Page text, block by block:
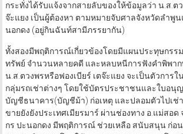
กระทั่งได้รับแจ้งจากสายลับของให้ข้อมูลว่า น.ส.ตว
จ๊ะแยง เป็นผู้ต้องหา ตามหมายจับศาลจังหวัดลำพู
นอกดง (อยู่กินฉันท์สามีภรรยากัน)
ทั้งสองมีพฤติการณ์เกี่ยวข้องโดยมีแผนประทุษกรรม
ทรัพย์ จำนวนหลายคดี และหลบหนีการฟังคำพิพา
น.ส.ตวงพรหรือฟองเบียร์ เตจ๊ะแยง จะเป็นตัวการ
กลุ่มรถเช่าต่างๆ โดยใช้บัตรประชาชนและใบอนุ
บัญชีธนาคาร(บัญชีม้า) ก่อเหตุ และปลอมตัวไปเช่
ขายยังยังประเทศเมียรมาร์ ผ่านช่องทาง อ.แม่สอ
กร ปะนอกดง มีพฤติการณ์ ช่วยเหลือ สนับสนุน ก่อ